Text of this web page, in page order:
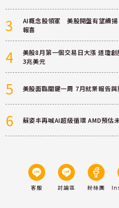
3
AI概念股領軍 美股開盤有望
報喜
4
美股8月第一個交易日大漲 道瓊
3兆美元
5 美股面臨關鍵一周 7月就業報告
6 蘇姿丰再喊AI超級循環 AMD預估
客服 討論區 粉絲團